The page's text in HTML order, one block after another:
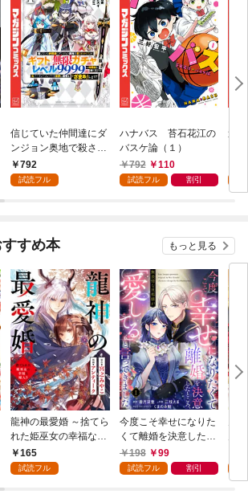
信じていた仲間達にダ
ンジョン奥地で殺され
かけたがギフト『無限
ガチャ』でレベル９９
『ざまぁ！』します！
（１）
792
試読フル
ハナバス 苔石花江の
バスケ論（１）
792
110
試読フル 割引
追
強
～
（
すめ本 もっと見る
龍神の最愛婚 ～捨てら
れた姫巫女の幸福な嫁
入り～: 1
165
試読フル
今度こそ幸せになりた
くて離婚を決意したと
ころ、無表情な旦那様
が「愛してる」と言っ
198 99
試読フル 割引